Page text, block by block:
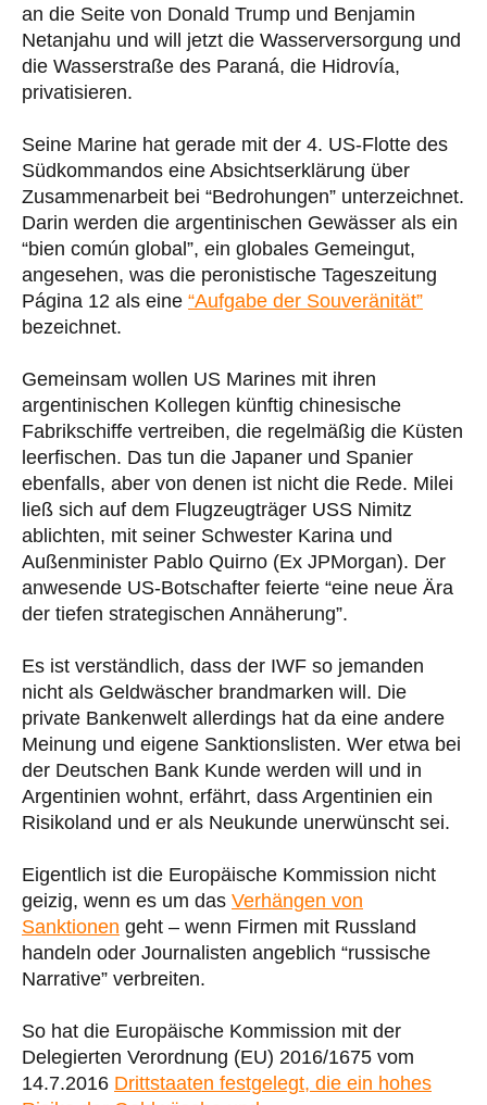
an die Seite von Donald Trump und Benjamin
Netanjahu und will jetzt die Wasserversorgung und
die Wasserstraße des Paraná, die Hidrovía,
privatisieren.
Seine Marine hat gerade mit der 4. US-Flotte des
Südkommandos eine Absichtserklärung über
Zusammenarbeit bei “Bedrohungen” unterzeichnet.
Darin werden die argentinischen Gewässer als ein
“bien común global”, ein globales Gemeingut,
angesehen, was die peronistische Tageszeitung
Página 12 als eine “Aufgabe der Souveränität”
bezeichnet.
Gemeinsam wollen US Marines mit ihren
argentinischen Kollegen künftig chinesische
Fabrikschiffe vertreiben, die regelmäßig die Küsten
leerfischen. Das tun die Japaner und Spanier
ebenfalls, aber von denen ist nicht die Rede. Milei
ließ sich auf dem Flugzeugträger USS Nimitz
ablichten, mit seiner Schwester Karina und
Außenminister Pablo Quirno (Ex JPMorgan). Der
anwesende US-Botschafter feierte “eine neue Ära
der tiefen strategischen Annäherung”.
Es ist verständlich, dass der IWF so jemanden
nicht als Geldwäscher brandmarken will. Die
private Bankenwelt allerdings hat da eine andere
Meinung und eigene Sanktionslisten. Wer etwa bei
der Deutschen Bank Kunde werden will und in
Argentinien wohnt, erfährt, dass Argentinien ein
Risikoland und er als Neukunde unerwünscht sei.
Eigentlich ist die Europäische Kommission nicht
geizig, wenn es um das Verhängen von
Sanktionen geht – wenn Firmen mit Russland
handeln oder Journalisten angeblich “russische
Narrative” verbreiten.
So hat die Europäische Kommission mit der
Delegierten Verordnung (EU) 2016/1675 vom
14.7.2016 Drittstaaten festgelegt, die ein hohes